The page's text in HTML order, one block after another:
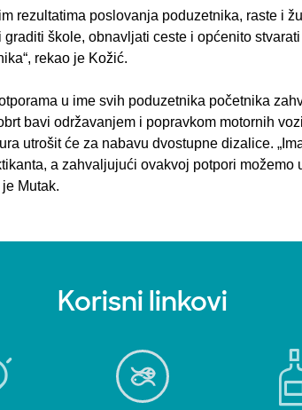
rezultatima poslovanja poduzetnika, raste i
graditi škole, obnavljati ceste i općenito
rekao je Kožić.
u ime svih poduzetnika početnika
bavi održavanjem i popravkom motornih
utrošit će za nabavu dvostupne dizalice.
a zahvaljujući ovakvoj potpori možemo
Mutak.
Korisni linkovi